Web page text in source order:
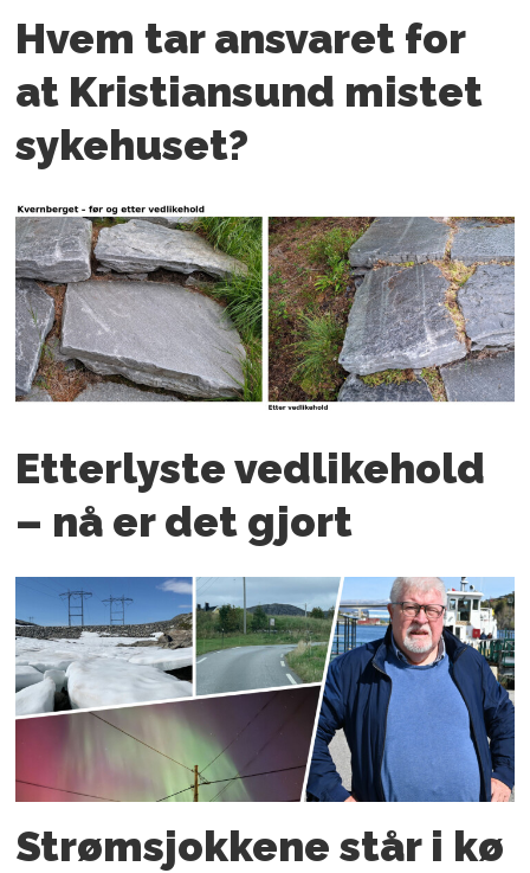
Hvem tar ansvaret for
at Kristiansund mistet
sykehuset?
Etterlyste vedlikehold
– nå er det gjort
Strømsjokkene står i kø